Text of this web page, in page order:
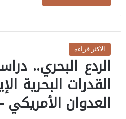
الاكثر قراءة
الردع البحري..
القدرات البحرية
العدوان الأمريكي